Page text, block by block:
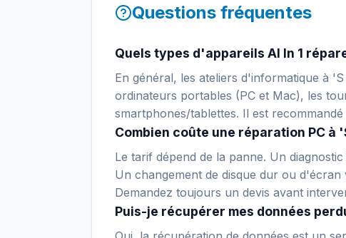
Questions fréquentes
Quels types d'appareils Al In 1
En général, les ateliers d'informatique à
ordinateurs portables (PC et Mac), les
smartphones/tablettes. Il est
Combien coûte une réparation PC à
Le tarif dépend de la panne. Un
Un changement de disque dur ou
Demandez toujours un devis avant
Puis-je récupérer mes données